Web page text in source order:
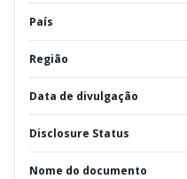
País
Região
Data de divulgação
Disclosure Status
Nome do documento